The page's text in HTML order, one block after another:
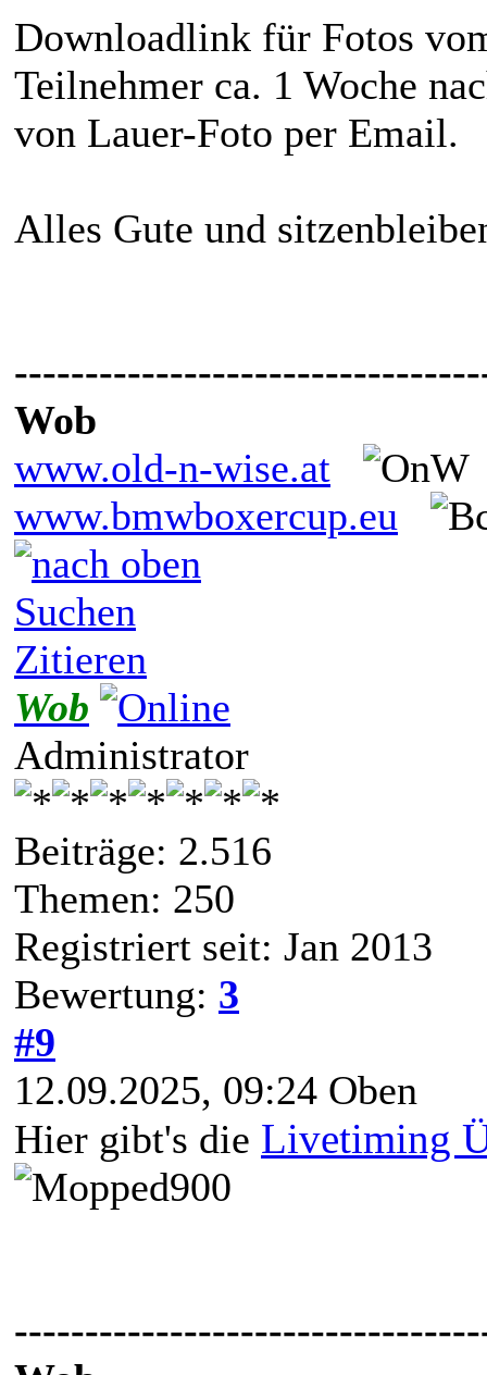
Downloadlink für Fotos
Teilnehmer ca. 1 Woche
von Lauer-Foto per Email.
Alles Gute und
Wob
www.old-n-wise.at
www.bmwboxercup.eu
Suchen
Zitieren
Wob
Administrator
Beiträge: 2.516
Themen: 250
Registriert seit: Jan 2013
Bewertung: 3
#9
12.09.2025, 09:24 Oben
Hier gibt's die Livetiming